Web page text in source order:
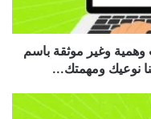
وغير موثقة باسم
نوعيك ومهمتك...